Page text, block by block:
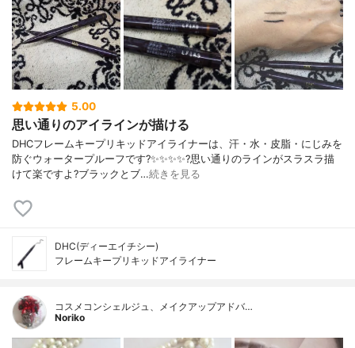
5.00
思い通りのアイラインが描ける
DHCフレームキープリキッドアイライナーは、汗・水・皮脂・にじみを
防ぐウォータープルーフです?✨✨✨✨?️思い通りのラインがスラスラ描
けて楽ですよ?ブラックとブ…続きを見る
DHC(ディーエイチシー)
フレームキープリキッドアイライナー
コスメコンシェルジュ、メイクアップアドバ…
Noriko